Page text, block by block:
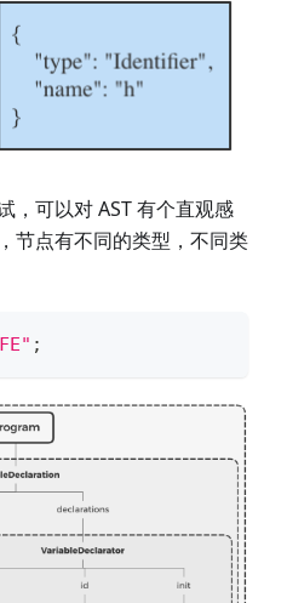
，可以对 AST 有个直观感
节点有不同的类型，不同类
;